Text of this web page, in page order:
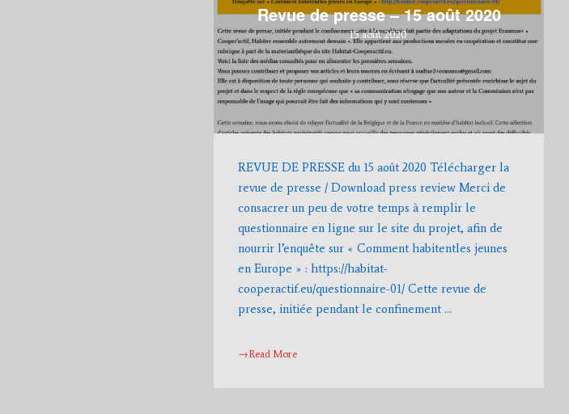
Revue de presse – 15 août 2020
15 août 2020
REVUE DE PRESSE du 15 août 2020 Télécharger la
revue de presse / Download press review Merci de
consacrer un peu de votre temps à remplir le
questionnaire en ligne sur le site du projet, afin de
nourrir l’enquête sur « Comment habitentles jeunes
en Europe » : https://habitat-
cooperactif.eu/questionnaire-01/ Cette revue de
presse, initiée pendant le confinement …
→Read More